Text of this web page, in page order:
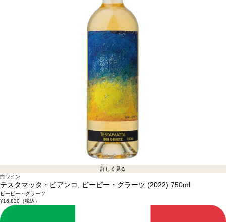
詳しく見る
白ワイン
テスタマッタ・ビアンコ, ビービー・グラーツ (2022) 750ml
ビービー・グラーツ
¥16,830（税込）